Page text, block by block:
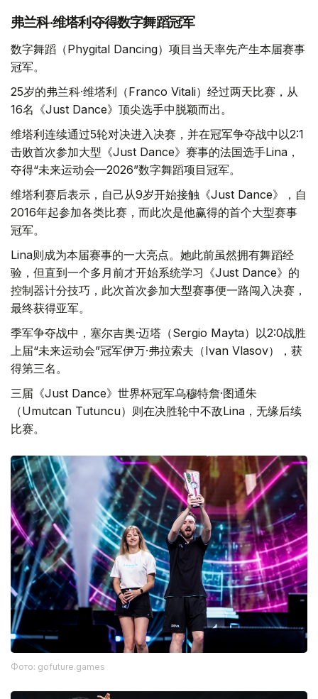
弗兰科·维塔利夺得数字舞蹈冠军
数字舞蹈（Phygital Dancing）项目当天率先产生本届赛事
冠军。
25岁的弗兰科·维塔利（Franco Vitali）经过两天比赛，从
16名《Just Dance》顶尖选手中脱颖而出。
维塔利连续通过5轮对决进入决赛，并在冠军争夺战中以2:1
击败首次参加大型《Just Dance》赛事的法国选手Lina，
夺得“未来运动会—2026”数字舞蹈项目冠军。
维塔利赛后表示，自己从9岁开始接触《Just Dance》，自
2016年起参加各类比赛，而此次是他赢得的首个大型赛事
冠军。
Lina则成为本届赛事的一大亮点。她此前虽然拥有舞蹈经
验，但直到一个多月前才开始系统学习《Just Dance》的
控制器计分技巧，此次首次参加大型赛事便一路闯入决赛，
最终获得亚军。
季军争夺战中，塞尔吉奥·迈塔（Sergio Mayta）以2:0战胜
上届“未来运动会”冠军伊万·弗拉索夫（Ivan Vlasov），获
得第三名。
三届《Just Dance》世界杯冠军乌穆特詹·图通朱
（Umutcan Tutuncu）则在决胜轮中不敌Lina，无缘后续
比赛。
Фото: gofuture.games